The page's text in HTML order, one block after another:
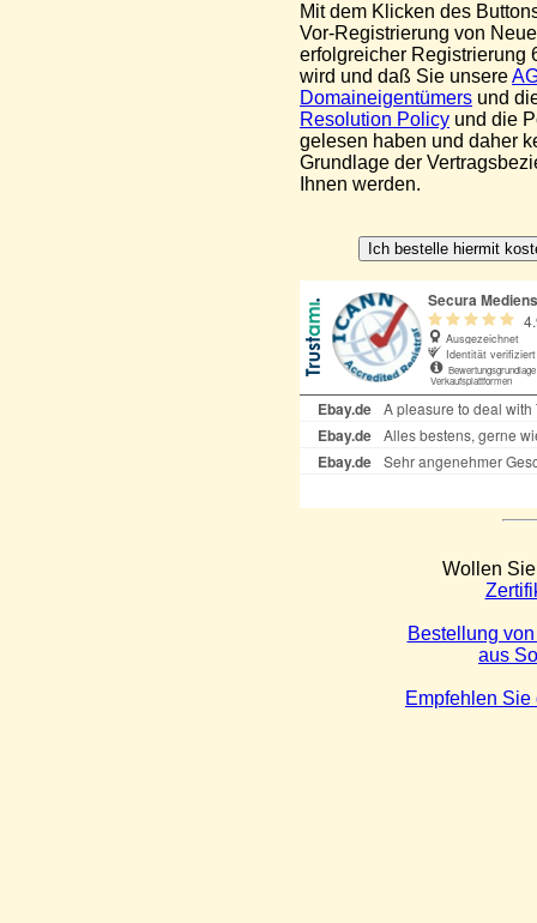
Mit dem Klicken des
Vor-Registrierung von
erfolgreicher Registrierung
wird und daß Sie unsere
Domaineigentümers und
Resolution Policy und die
gelesen haben und daher
Grundlage der
Ihnen werden.
Wollen
Bestellung
aus
Empfehlen